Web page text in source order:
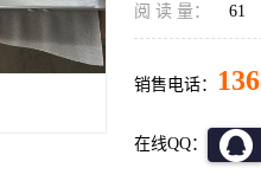
阅 读 量： 61
销售电话：
在线QQ：